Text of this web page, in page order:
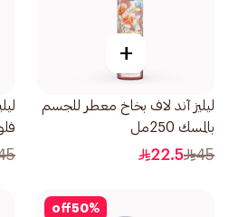
+
ليليز آند لاف بخاخ معطر للجسم
بالمسك 250مل
45
22.5
50%
off